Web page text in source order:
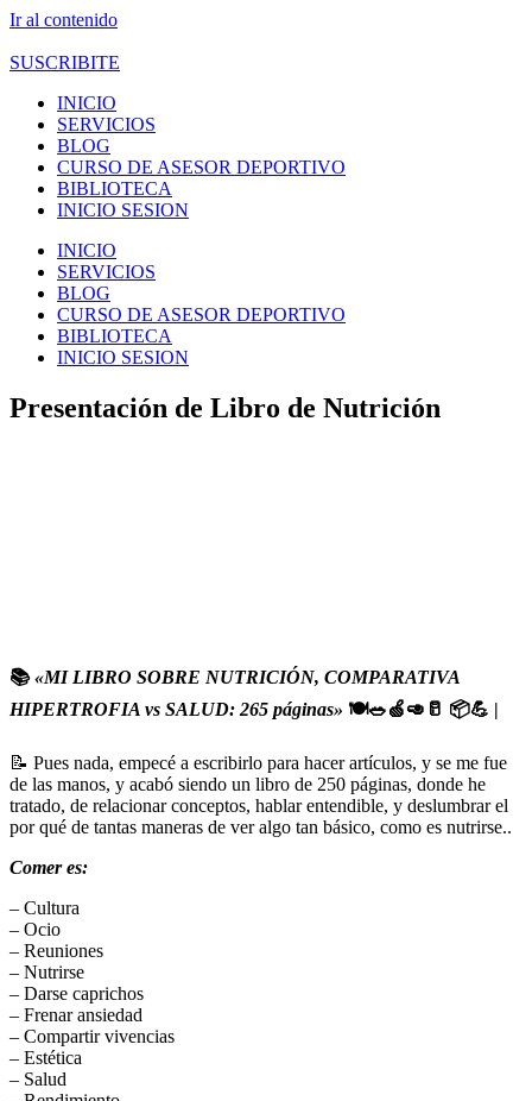
Ir al contenido
SUSCRIBITE
INICIO
SERVICIOS
BLOG
CURSO DE ASESOR DEPORTIVO
BIBLIOTECA
INICIO SESION
INICIO
SERVICIOS
BLOG
CURSO DE ASESOR DEPORTIVO
BIBLIOTECA
INICIO SESION
Presentación de Libro de Nutrición
📚«MI LIBRO SOBRE NUTRICIÓN, COMPARATIVA
HIPERTROFIA vs SALUD: 265 páginas» 🍽️🥗🍏🥑🥛 📦💪 |
📝 Pues nada, empecé a escribirlo para hacer artículos, y se me fue
de las manos, y acabó siendo un libro de 250 páginas, donde he
tratado, de relacionar conceptos, hablar entendible, y deslumbrar el
por qué de tantas maneras de ver algo tan básico, como es nutrirse..
Comer es:
– Cultura
– Ocio
– Reuniones
– Nutrirse
– Darse caprichos
– Frenar ansiedad
– Compartir vivencias
– Estética
– Salud